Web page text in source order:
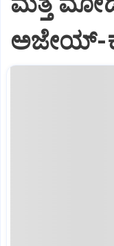
ಅಜೇಯ್-